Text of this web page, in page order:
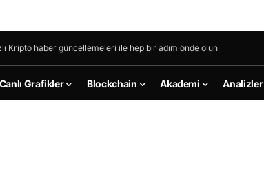
Kripto haber güncellemeleri ile hep bir adım önde olun
Canlı Grafikler Blockchain Akademi Analizler